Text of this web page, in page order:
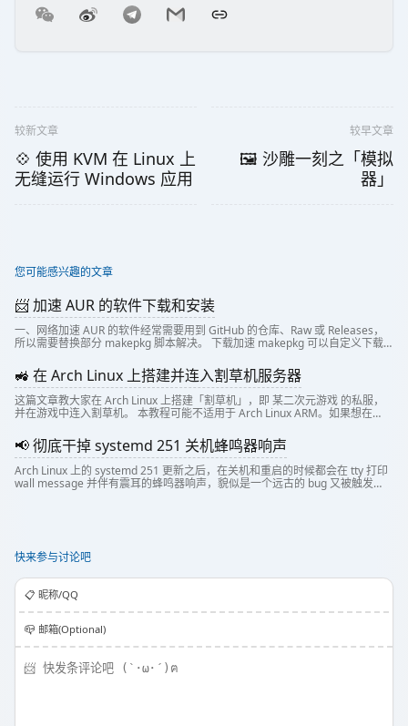
较新文章
💠 使用 KVM 在 Linux 上
无缝运行 Windows 应用
较早文章
🖼️ 沙雕一刻之「模拟
器」
您可能感兴趣的文章
📨 加速 AUR 的软件下载和安装
一、网络加速 AUR 的软件经常需要用到 GitHub 的仓库、Raw 或 Releases，
所以需要替换部分 makepkg 脚本解决。 下载加速 makepkg 可以自定义下载
🚜 在 Arch Linux 上搭建并连入割草机服务器
这篇文章教大家在 Arch Linux 上搭建「割草机」，即 某二次元游戏 的私服，
并在游戏中连入割草机。 本教程可能不适用于 Arch Linux ARM。如果想在
📢 彻底干掉 systemd 251 关机蜂鸣器响声
Arch Linux 上的 systemd 251 更新之后，在关机和重启的时候都会在 tty 打印
wall message 并伴有震耳的蜂鸣器响声，貌似是一个远古的 bug 又被触发
快来参与讨论吧
📋️ 昵称/QQ
📪 邮箱(Optional)